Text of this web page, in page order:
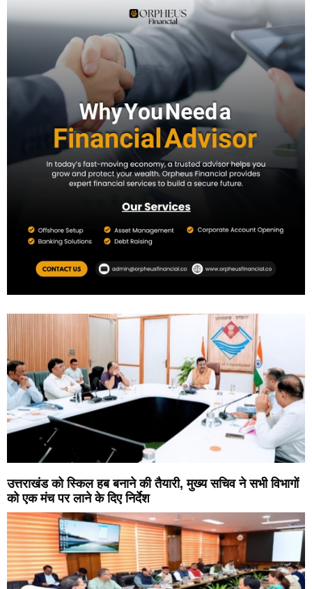
उत्तराखंड को स्किल हब बनाने की तैयारी, मुख्य सचिव ने सभी विभागों
को एक मंच पर लाने के दिए निर्देश